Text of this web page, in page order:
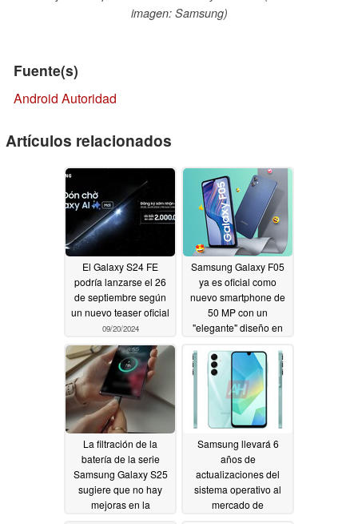
imagen: Samsung)
Fuente(s)
Android Autoridad
Artículos relacionados
El Galaxy S24 FE
podría lanzarse el 26
de septiembre según
un nuevo teaser oficial
09/20/2024
Samsung Galaxy F05
ya es oficial como
nuevo smartphone de
50 MP con un
"elegante" diseño en
La filtración de la
batería de la serie
Samsung Galaxy S25
sugiere que no hay
mejoras en la
Samsung llevará 6
años de
actualizaciones del
sistema operativo al
mercado de